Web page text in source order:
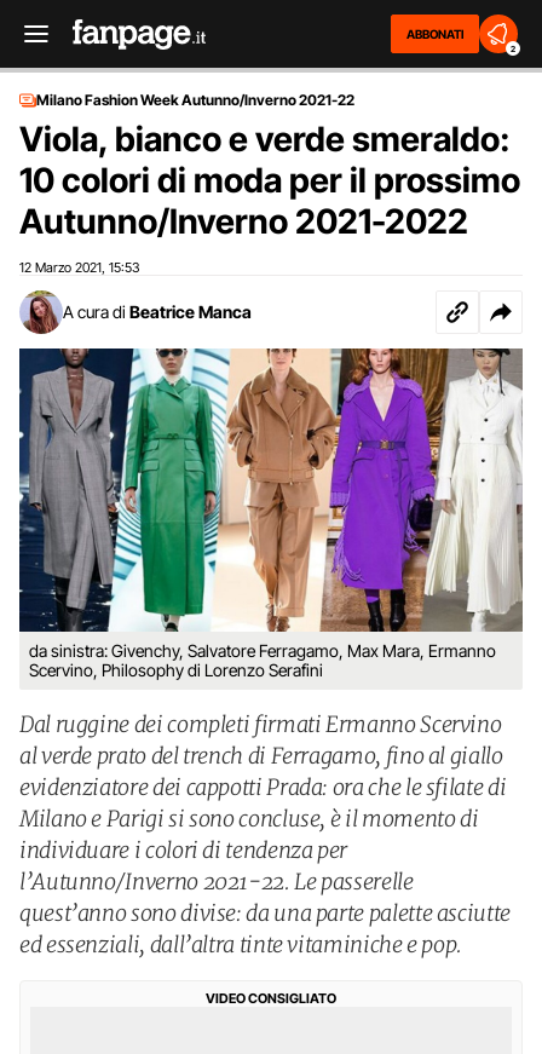
ABBONATI
2
Milano Fashion Week Autunno/Inverno 2021-22
Viola, bianco e verde smeraldo:
10 colori di moda per il prossimo
Autunno/Inverno 2021-2022
12 Marzo 2021 15:53
A cura di Beatrice Manca
da sinistra: Givenchy, Salvatore Ferragamo, Max Mara, Ermanno
Scervino, Philosophy di Lorenzo Serafini
Dal ruggine dei completi firmati Ermanno Scervino
al verde prato del trench di Ferragamo, fino al giallo
evidenziatore dei cappotti Prada: ora che le sfilate di
Milano e Parigi si sono concluse, è il momento di
individuare i colori di tendenza per
l’Autunno/Inverno 2021-22. Le passerelle
quest’anno sono divise: da una parte palette asciutte
ed essenziali, dall’altra tinte vitaminiche e pop.
VIDEO CONSIGLIATO